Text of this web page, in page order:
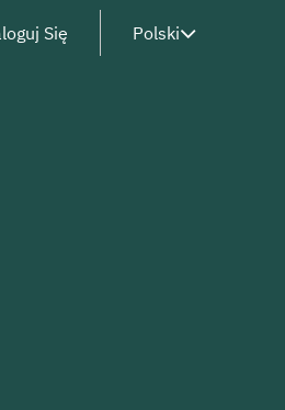
Się Polski